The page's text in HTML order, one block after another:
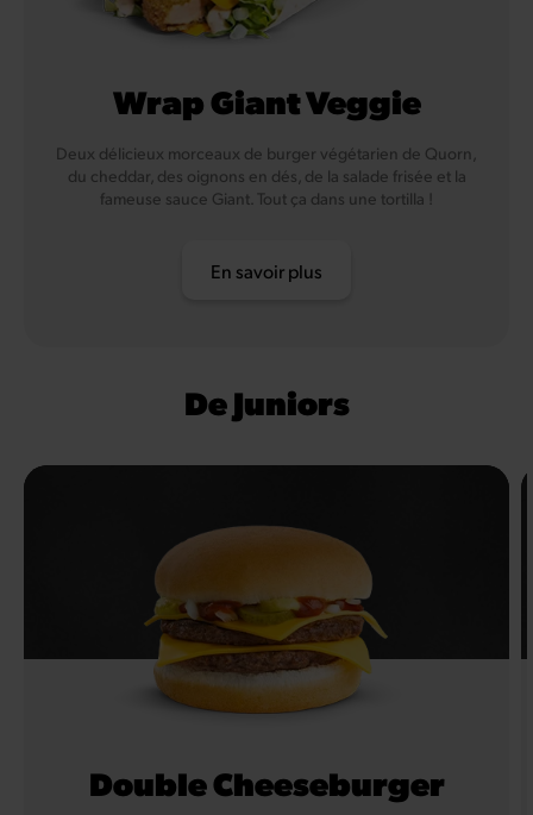
Wrap Giant Veggie
Deux délicieux morceaux de burger végétarien de Quorn,
du cheddar, des oignons en dés, de la salade frisée et la
fameuse sauce Giant. Tout ça dans une tortilla !
En savoir plus
De Juniors
Double Cheeseburger